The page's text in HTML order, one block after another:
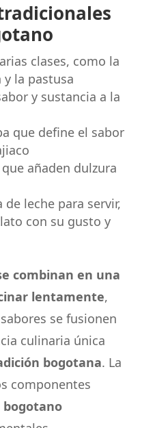
clases, como la
y la pastusa
y sustancia a la
que define el sabor
añaden dulzura
leche para servir,
con su gusto y
combinan en una
lentamente,
se fusionen
culinaria única
bogotana. La
componentes
bogotano